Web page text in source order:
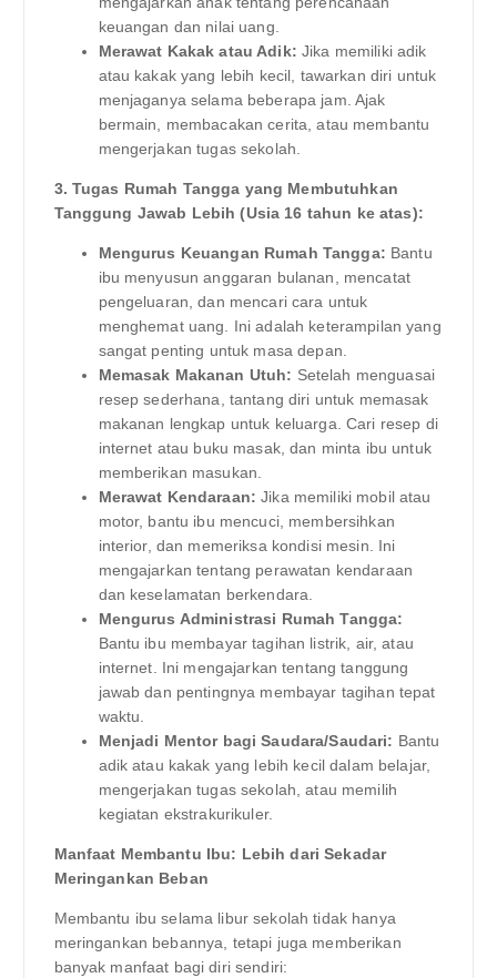
keuangan dan nilai uang.
Merawat Kakak atau Adik: Jika memiliki adik
atau kakak yang lebih kecil, tawarkan diri untuk
menjaganya selama beberapa jam. Ajak
bermain, membacakan cerita, atau membantu
mengerjakan tugas sekolah.
3. Tugas Rumah Tangga yang Membutuhkan
Tanggung Jawab Lebih (Usia 16 tahun ke atas):
Mengurus Keuangan Rumah Tangga: Bantu
ibu menyusun anggaran bulanan, mencatat
pengeluaran, dan mencari cara untuk
menghemat uang. Ini adalah keterampilan yang
sangat penting untuk masa depan.
Memasak Makanan Utuh: Setelah menguasai
resep sederhana, tantang diri untuk memasak
makanan lengkap untuk keluarga. Cari resep di
internet atau buku masak, dan minta ibu untuk
memberikan masukan.
Merawat Kendaraan: Jika memiliki mobil atau
motor, bantu ibu mencuci, membersihkan
interior, dan memeriksa kondisi mesin. Ini
mengajarkan tentang perawatan kendaraan
dan keselamatan berkendara.
Mengurus Administrasi Rumah Tangga:
Bantu ibu membayar tagihan listrik, air, atau
internet. Ini mengajarkan tentang tanggung
jawab dan pentingnya membayar tagihan tepat
waktu.
Menjadi Mentor bagi Saudara/Saudari: Bantu
adik atau kakak yang lebih kecil dalam belajar,
mengerjakan tugas sekolah, atau memilih
kegiatan ekstrakurikuler.
Manfaat Membantu Ibu: Lebih dari Sekadar
Meringankan Beban
Membantu ibu selama libur sekolah tidak hanya
meringankan bebannya, tetapi juga memberikan
banyak manfaat bagi diri sendiri: